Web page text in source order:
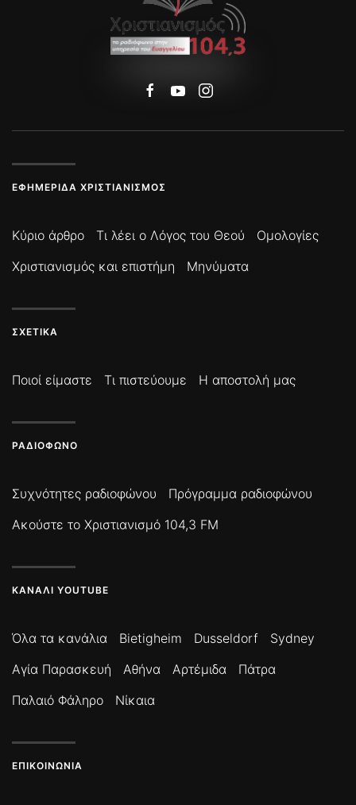
ΕΦΗΜΕΡΊΔΑ ΧΡΙΣΤΙΑΝΙΣΜΌΣ
Κύριο άρθρο Τι λέει ο Λόγος του Θεού
Ομολογίες
Χριστιανισμός και επιστήμη
Μηνύματα
ΣΧΕΤΙΚΆ
Ποιοί είμαστε Τι πιστεύουμε Η αποστολή μας
ΡΑΔΙΌΦΩΝΟ
Συχνότητες ραδιοφώνου
Πρόγραμμα ραδιοφώνου
Ακούστε το Χριστιανισμό 104,3 FM
ΚΑΝΆΛΙ YOUTUBE
Όλα τα κανάλια Bietigheim Dusseldorf
Sydney
Αγία Παρασκευή
Αθήνα Αρτέμιδα
Πάτρα
Παλαιό Φάληρο
Νίκαια
ΕΠΙΚΟΙΝΩΝΊΑ